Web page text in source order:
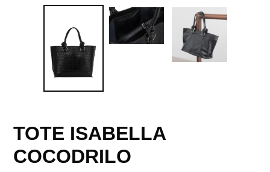
TOTE ISABELLA
COCODRILO